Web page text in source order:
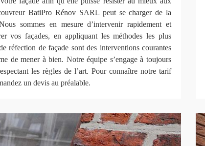
BatiPro Rénov SARL peut se charger de la
sommes en mesure d’intervenir rapidement et
vos façades, en appliquant les méthodes les plus
réfection de façade sont des interventions courantes
de mener à bien. Notre équipe s’engage à toujours
les règles de l’art. Pour connaître notre tarif
un devis au préalable.